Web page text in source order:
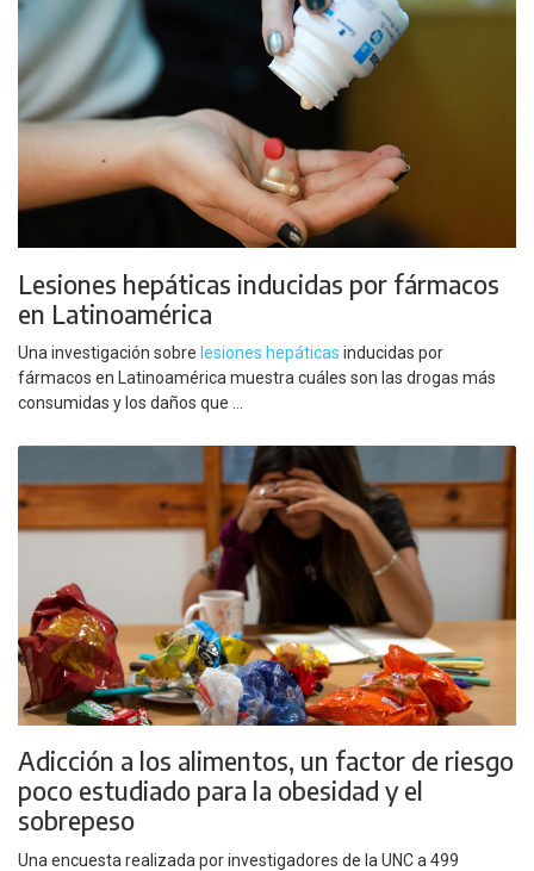
Lesiones hepáticas inducidas por fármacos
en Latinoamérica
Una investigación sobre lesiones hepáticas inducidas por
fármacos en Latinoamérica muestra cuáles son las drogas más
consumidas y los daños que ...
Adicción a los alimentos, un factor de riesgo
poco estudiado para la obesidad y el
sobrepeso
Una encuesta realizada por investigadores de la UNC a 499